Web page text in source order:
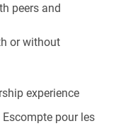
peers and
or without
experience
pour les